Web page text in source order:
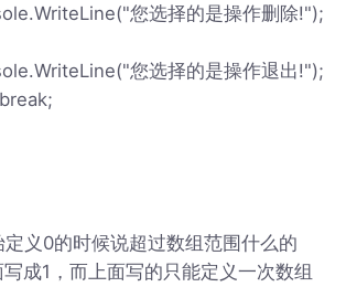
您选择的是操作删除!");
您选择的是操作退出!");
义0的时候说超过数组范围什么的
写成1，而上面写的只能定义一次数组